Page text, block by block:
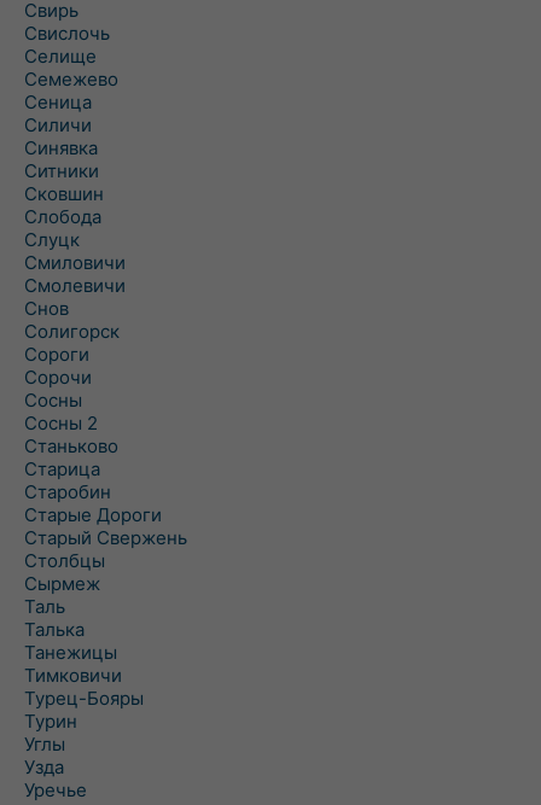
Свирь
Свислочь
Селище
Семежево
Сеница
Силичи
Синявка
Ситники
Сковшин
Слобода
Слуцк
Смиловичи
Смолевичи
Снов
Солигорск
Сороги
Сорочи
Сосны
Сосны 2
Станьково
Старица
Старобин
Старые Дороги
Старый Свержень
Столбцы
Сырмеж
Таль
Талька
Танежицы
Тимковичи
Турец-Бояры
Турин
Углы
Узда
Уречье